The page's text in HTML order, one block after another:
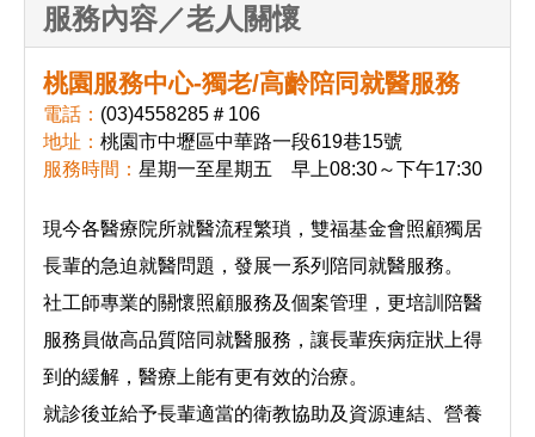
服務內容／老人關懷
桃園服務中心-獨老/高齡陪同就醫服務
電話： (03)4558285＃106
地址： 桃園市中壢區中華路一段619巷15號
服務時間： 星期一至星期五 早上08:30～下午17:30
現今各醫療院所就醫流程繁瑣，雙福基金會照顧獨居
長輩的急迫就醫問題，發展一系列陪同就醫服務。
社工師專業的關懷照顧服務及個案管理，更培訓陪醫
服務員做高品質陪同就醫服務，讓長輩疾病症狀上得
到的緩解，醫療上能有更有效的治療。
就診後並給予長輩適當的衛教協助及資源連結、營養